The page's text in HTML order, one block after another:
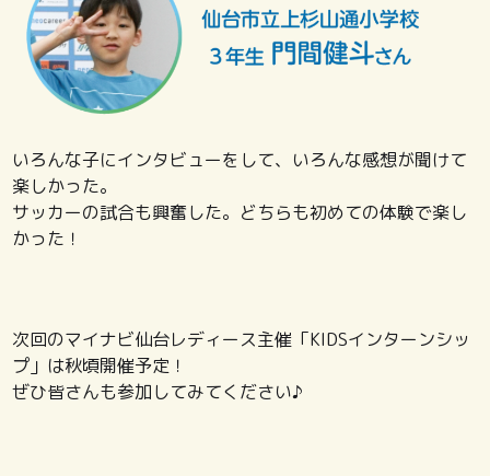
いろんな子にインタビューをして、いろんな感想が聞けて
楽しかった。
サッカーの試合も興奮した。どちらも初めての体験で楽し
かった！
次回のマイナビ仙台レディース主催「KIDSインターンシッ
プ」は秋頃開催予定！
ぜひ皆さんも参加してみてください♪